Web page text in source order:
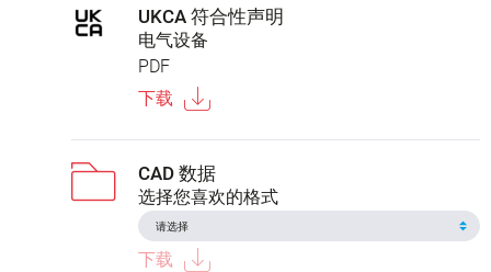
UKCA 符合性声明
电气设备
PDF
下载
CAD 数据
选择您喜欢的格式
下载